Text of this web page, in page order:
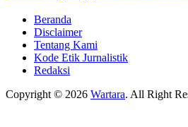
Beranda
Disclaimer
Tentang Kami
Kode Etik Jurnalistik
Redaksi
Copyright © 2026 Wartara. All Right